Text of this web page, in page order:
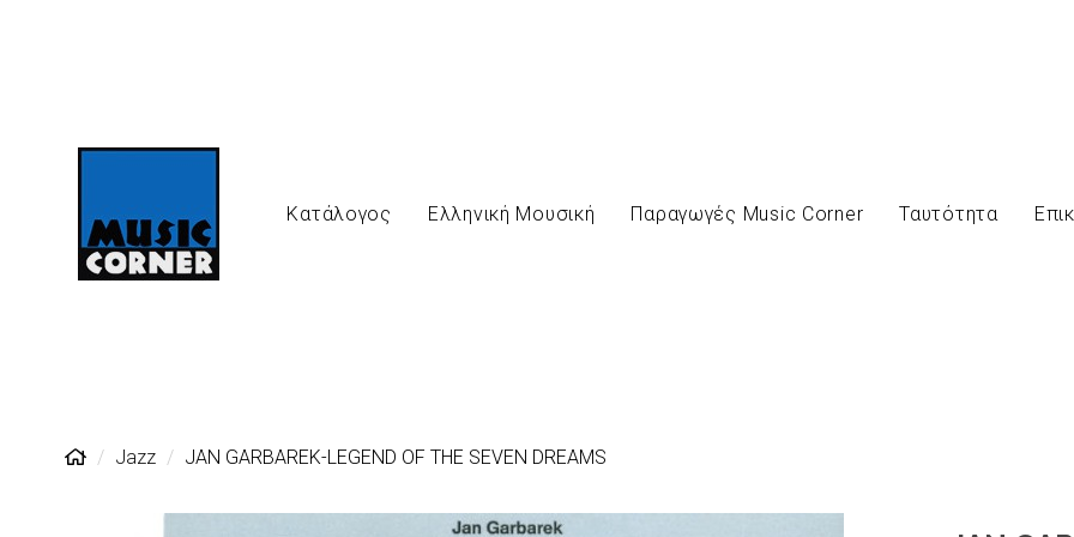
Κατάλογος Ελληνική Μουσική Παραγωγές Music Corner Ταυτότητα
Jazz JAN GARBAREK-LEGEND OF THE SEVEN DREAMS